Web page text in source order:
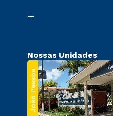
Nossas Unidades
João Pessoa